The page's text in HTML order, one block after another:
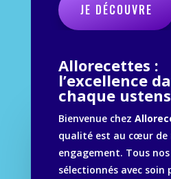
JE DÉCOUVRE
Allorecettes :
l’excellence
chaque
Bienvenue chez
qualité est au cœur de
engagement. Tous
sélectionnés avec soin